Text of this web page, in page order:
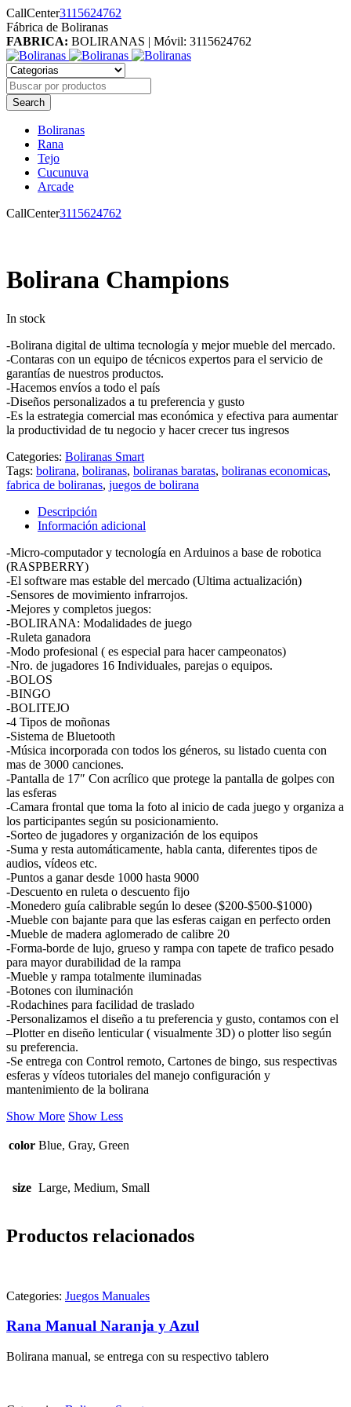
CallCenter3115624762
Fábrica de Boliranas
FABRICA: BOLIRANAS | Móvil: 3115624762
Boliranas
Rana
Tejo
Cucunuva
Arcade
CallCenter3115624762
Bolirana Champions
In stock
-Bolirana digital de ultima tecnología y mejor mueble del mercado.
-Contaras con un equipo de técnicos expertos para el servicio de
garantías de nuestros productos.
-Hacemos envíos a todo el país
-Diseños personalizados a tu preferencia y gusto
-Es la estrategia comercial mas económica y efectiva para aumentar
la productividad de tu negocio y hacer crecer tus ingresos
Categories: Boliranas Smart
Tags: bolirana, boliranas, boliranas baratas, boliranas economicas,
fabrica de boliranas, juegos de bolirana
Descripción
Información adicional
-Micro-computador y tecnología en Arduinos a base de robotica
(RASPBERRY)
-El software mas estable del mercado (Ultima actualización)
-Sensores de movimiento infrarrojos.
-Mejores y completos juegos:
-BOLIRANA: Modalidades de juego
-Ruleta ganadora
-Modo profesional ( es especial para hacer campeonatos)
-Nro. de jugadores 16 Individuales, parejas o equipos.
-BOLOS
-BINGO
-BOLITEJO
-4 Tipos de moñonas
-Sistema de Bluetooth
-Música incorporada con todos los géneros, su listado cuenta con
mas de 3000 canciones.
-Pantalla de 17″ Con acrílico que protege la pantalla de golpes con
las esferas
-Camara frontal que toma la foto al inicio de cada juego y organiza a
los participantes según su posicionamiento.
-Sorteo de jugadores y organización de los equipos
-Suma y resta automáticamente, habla canta, diferentes tipos de
audios, vídeos etc.
-Puntos a ganar desde 1000 hasta 9000
-Descuento en ruleta o descuento fijo
-Monedero guía calibrable según lo desee ($200-$500-$1000)
-Mueble con bajante para que las esferas caigan en perfecto orden
-Mueble de madera aglomerado de calibre 20
-Forma-borde de lujo, grueso y rampa con tapete de trafico pesado
para mayor durabilidad de la rampa
-Mueble y rampa totalmente iluminadas
-Botones con iluminación
-Rodachines para facilidad de traslado
-Personalizamos el diseño a tu preferencia y gusto, contamos con el
–Plotter en diseño lenticular ( visualmente 3D) o plotter liso según
su preferencia.
-Se entrega con Control remoto, Cartones de bingo, sus respectivas
esferas y vídeos tutoriales del manejo configuración y
mantenimiento de la bolirana
Show More Show Less
color Blue, Gray, Green
size Large, Medium, Small
Productos relacionados
Categories: Juegos Manuales
Rana Manual Naranja y Azul
Bolirana manual, se entrega con su respectivo tablero